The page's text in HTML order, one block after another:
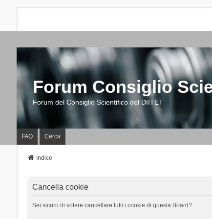
Forum Consiglio
Forum del Consiglio Scientifico del DIITET
FAQ Cerca
Indice
Cancella cookie
Sei sicuro di volere cancellare tutti i cookie di questa Board?